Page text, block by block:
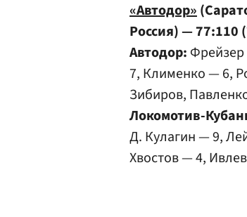
«Автодор»
Россия) — 77:110
Автодор:
7, Клименко — 6,
Зибиров,
Локомотив-
Д. Кулагин — 9,
Хвостов — 4,